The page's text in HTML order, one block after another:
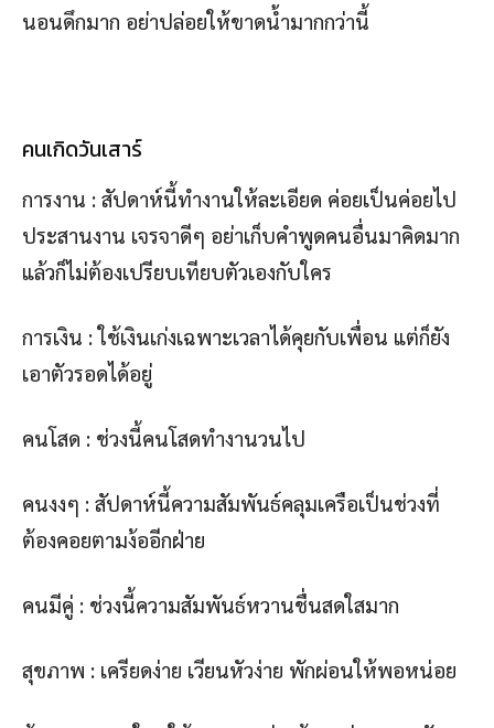
นอนดึกมาก อย่าปล่อยให้ขาดน้ำมากกว่านี้
คนเกิดวันเสาร์
การงาน : สัปดาห์นี้ทำงานให้ละเอียด ค่อยเป็นค่อยไป
ประสานงาน เจรจาดีๆ อย่าเก็บคำพูดคนอื่นมาคิดมาก
แล้วก็ไม่ต้องเปรียบเทียบตัวเองกับใคร
การเงิน : ใช้เงินเก่งเฉพาะเวลาได้คุยกับเพื่อน แต่ก็ยัง
เอาตัวรอดได้อยู่
คนโสด : ช่วงนี้คนโสดทำงานวนไป
คนงงๆ : สัปดาห์นี้ความสัมพันธ์คลุมเครือเป็นช่วงที่
ต้องคอยตามง้ออีกฝ่าย
คนมีคู่ : ช่วงนี้ความสัมพันธ์หวานชื่นสดใสมาก
สุขภาพ : เครียดง่าย เวียนหัวง่าย พักผ่อนให้พอหน่อย